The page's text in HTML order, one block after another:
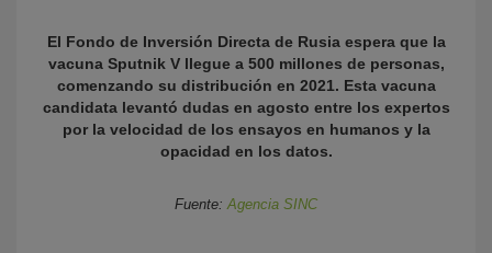
El Fondo de Inversión Directa de Rusia espera que la
vacuna Sputnik V llegue a 500 millones de personas,
comenzando su distribución en 2021. Esta vacuna
candidata levantó dudas en agosto entre los expertos
por la velocidad de los ensayos en humanos y la
opacidad en los datos.
Fuente:Agencia SINC